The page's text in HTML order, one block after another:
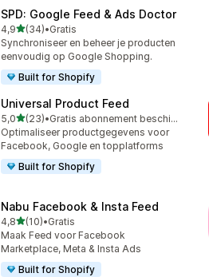
SPD: Google Feed & Ads Doctor
4,9van 5 sterren
(34)
34 recensies in totaal
•Gratis
Synchroniseer en beheer je producten
eenvoudig op Google Shopping.
Built for Shopify
Universal Product Feed
5,0van 5 sterren
(23)
23 recensies in totaal
•
Gratis abonnement beschikbaar
Optimaliseer productgegevens voor
Facebook, Google en topplatforms
Built for Shopify
Nabu Facebook & Insta Feed
4,8van 5 sterren
(10)
10 recensies in totaal
•Gratis
Maak Feed voor Facebook
Marketplace, Meta & Insta Ads
Built for Shopify